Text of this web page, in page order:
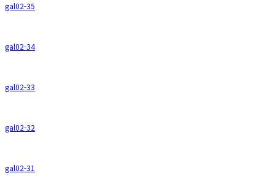
gal02-35
gal02-34
gal02-33
gal02-32
gal02-31